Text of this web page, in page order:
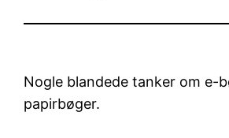
Nogle blandede tanker om e-
papirbøger.